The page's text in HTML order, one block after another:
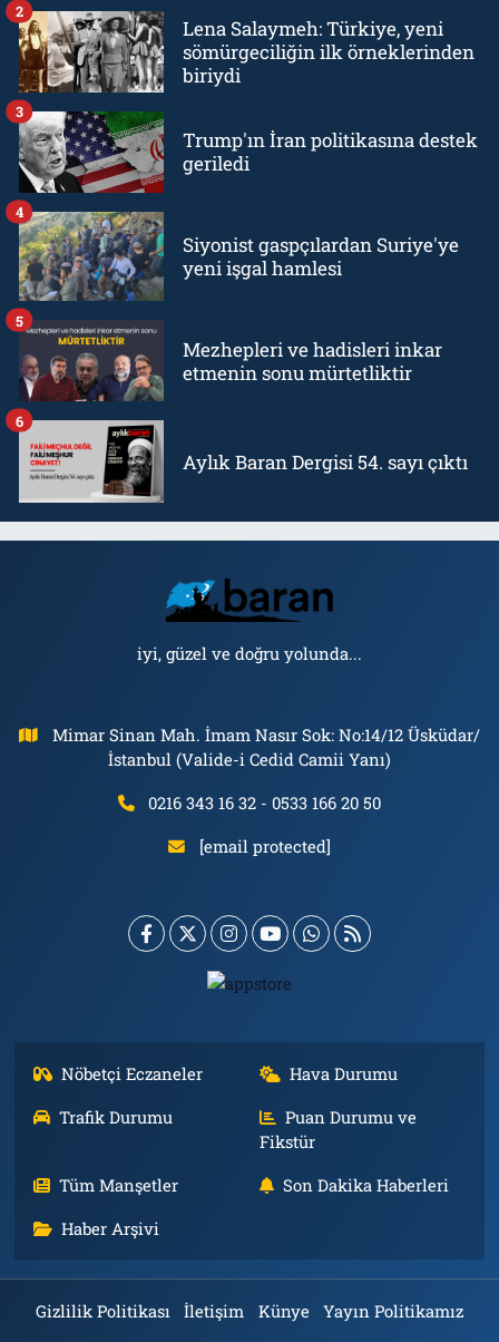
Lena Salaymeh: Türkiye, yeni
sömürgeciliğin ilk örneklerinden
biriydi
2
Trump'ın İran politikasına destek
geriledi
3
Siyonist gaspçılardan Suriye'ye
yeni işgal hamlesi
4
Mezhepleri ve hadisleri inkar
etmenin sonu mürtetliktir
5
Aylık Baran Dergisi 54. sayı çıktı
6
iyi, güzel ve doğru yolunda...
Mimar Sinan Mah. İmam Nasır Sok: No:14/12 Üsküdar/
İstanbul (Valide-i Cedid Camii Yanı)
0216 343 16 32 - 0533 166 20 50
[email protected]
Nöbetçi Eczaneler
Hava Durumu
Trafik Durumu
Puan Durumu ve
Fikstür
Tüm Manşetler
Son Dakika Haberleri
Haber Arşivi
Gizlilik Politikası İletişim Künye Yayın Politikamız